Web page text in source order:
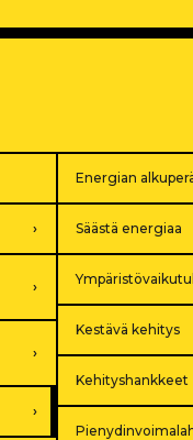
Energian
Säästä energiaa
Kestävä kehitys
Kehityshankkeet